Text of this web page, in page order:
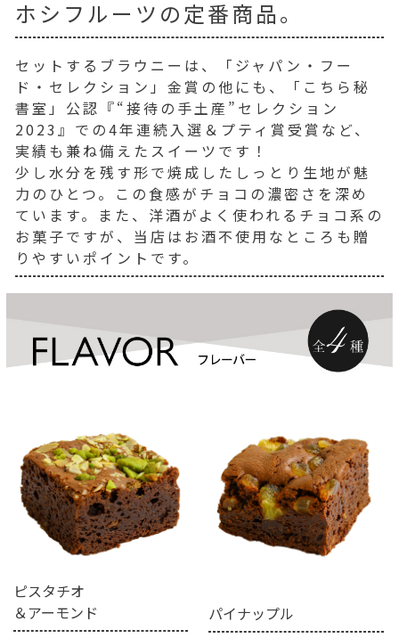
ホシフルーツの定番商品。
セットするブラウニーは、「ジャパン・フー
ド・セレクション」金賞の他にも、「こちら秘
書室」公認『“接待の手土産”セレクション
2023』での4年連続入選＆プティ賞受賞など、
実績も兼ね備えたスイーツです！
少し水分を残す形で焼成したしっとり生地が魅
力のひとつ。この食感がチョコの濃密さを深め
ています。また、洋酒がよく使われるチョコ系の
お菓子ですが、当店はお酒不使用なところも贈
りやすいポイントです。
ピスタチオ
＆アーモンド
パイナップル